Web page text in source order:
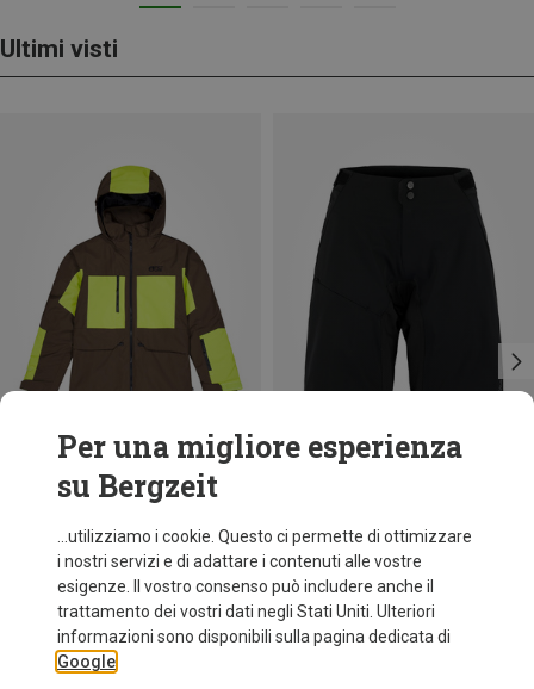
Ultimi visti
Risparmi 60%
Per una migliore esperienza
su Bergzeit
...utilizziamo i cookie. Questo ci permette di ottimizzare
i nostri servizi e di adattare i contenuti alle vostre
esigenze. Il vostro consenso può includere anche il
trattamento dei vostri dati negli Stati Uniti. Ulteriori
informazioni sono disponibili sulla pagina dedicata di
Google